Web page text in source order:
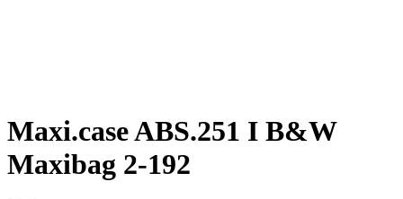
Maxi.case ABS.251 I B&W
Maxibag 2-192